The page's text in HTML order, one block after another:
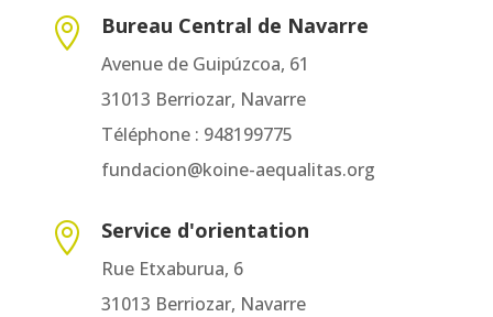
 Bureau Central de Navarre
Avenue de Guipúzcoa, 61
31013 Berriozar, ​​Navarre
Téléphone : 948199775
fundacion@koine-aequalitas.org
 Service d'orientation
Rue Etxaburua, 6
31013 Berriozar, ​​Navarre